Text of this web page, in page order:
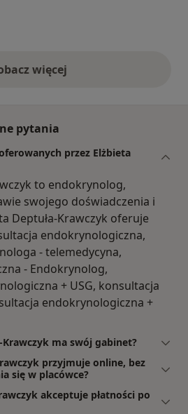
więcej
opinie powyżej
pytania
przez Elżbieta
to endokrynolog,
swojego doświadczenia i
Deptuła-Krawczyk oferuje
endokrynologiczna,
- telemedycyna,
- Endokrynolog,
+ USG, konsultacja
endokrynologiczna +
Krawczyk ma swój gabinet?
przyjmuje online, bez
się w placówce?
akceptuje płatności po